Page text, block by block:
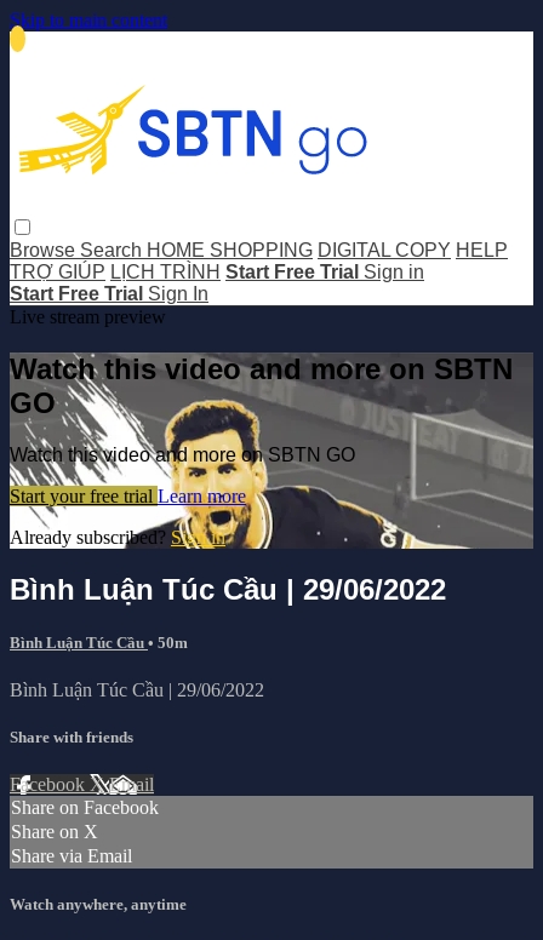
Skip to main content
Browse Search HOME SHOPPING DIGITAL COPY HELP
TRỢ GIÚP LỊCH TRÌNH Start Free Trial Sign in
Start Free Trial Sign In
Live stream preview
Watch this video and more on SBTN
GO
Watch this video and more on SBTN GO
Start your free trial Learn more
Already subscribed? Sign in
Bình Luận Túc Cầu | 29/06/2022
Bình Luận Túc Cầu • 50m
Bình Luận Túc Cầu | 29/06/2022
Share with friends
Facebook XEmail
Share on Facebook
Share on X
Share via Email
Watch anywhere, anytime